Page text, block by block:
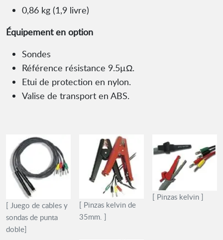
0,86 kg (1,9 livre)
Équipement en option
Sondes
Référence résistance 9.5µΩ.
Etui de protection en nylon.
Valise de transport en ABS.
[ Juego de cables y
sondas de punta
doble]
[ Pinzas kelvin de
35mm. ]
[ Pinzas kelvin ]